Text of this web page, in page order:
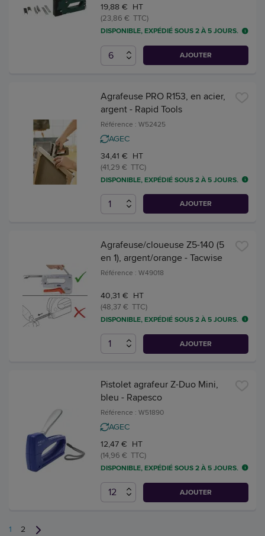
19,88 € HT
(23,86 € TTC)
DISPONIBLE, EXPÉDIÉ SOUS 2 À 5 JOURS.
AJOUTER
Agrafeuse PRO R153, en acier,
argent - Rapid Tools
Référence : W52425
AGEC
34,41 € HT
(41,29 € TTC)
DISPONIBLE, EXPÉDIÉ SOUS 2 À 5 JOURS.
AJOUTER
Agrafeuse/cloueuse Z5-140 (5
en 1), argent/orange - Tacwise
Référence : W49018
40,31 € HT
(48,37 € TTC)
DISPONIBLE, EXPÉDIÉ SOUS 2 À 5 JOURS.
AJOUTER
Pistolet agrafeur Z-Duo Mini,
bleu - Rapesco
Référence : W51890
AGEC
12,47 € HT
(14,96 € TTC)
DISPONIBLE, EXPÉDIÉ SOUS 2 À 5 JOURS.
AJOUTER
1 2